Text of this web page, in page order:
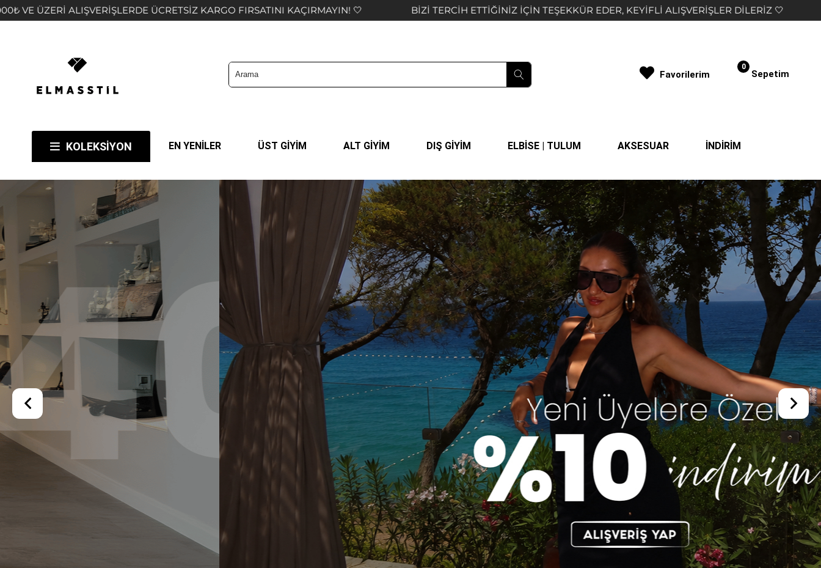
KARGO FIRSATINI KAÇIRMAYIN! 🤍 BİZİ TERCİH ETTİĞİNİZ İÇİN TEŞEKKÜR EDER, KEYİFLİ ALIŞVERİŞLER DİLERİZ 🤍 2.000₺ VE ÜZERİ ALIŞVERİŞLERDE
Sepetim
0
KOLEKSİYON EN YENİLER ÜST GİYİM ALT GİYİM DIŞ GİYİM ELBİSE | TULUM AKSESUAR İNDİRİM
Favorilerim